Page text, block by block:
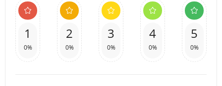
1
0%
2
0%
3
0%
4
0%
5
0%